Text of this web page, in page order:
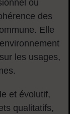
ou
des
Elle
les usages,
et évolutif,
qualitatifs,